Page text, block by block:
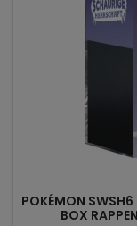
POKÉMON SWSH6
BOX